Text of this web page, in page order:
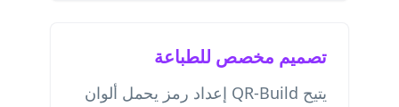
تصميم مخصص للطباعة
يتيح QR-Build إعداد رمز يحمل ألوان